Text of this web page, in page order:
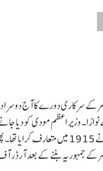
کے سرکاری دورے کا آج
اعزاز ہے۔ ‘آڈر آف دی نائل’ کو
کے جمہوریہ بننے کے بعد